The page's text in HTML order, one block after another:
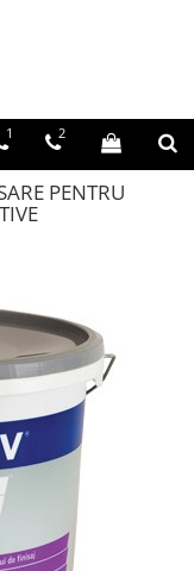
1 2
PENTRU